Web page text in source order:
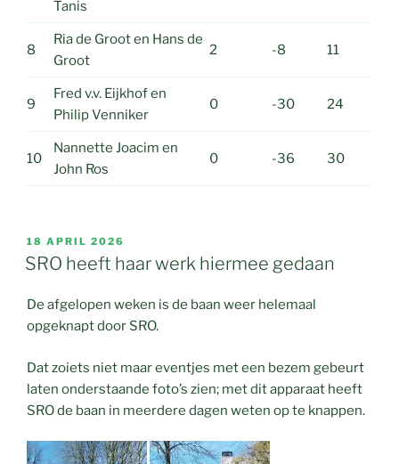
Tanis
8
Ria de Groot en Hans de
Groot
2 -8 11
9
Fred v.v. Eijkhof en
Philip Venniker
0 -30 24
10
Nannette Joacim en
John Ros
0 -36 30
GEPLAATST
OP
18 APRIL 2026
SRO heeft haar werk hiermee gedaan
De afgelopen weken is de baan weer helemaal
opgeknapt door SRO.
Dat zoiets niet maar eventjes met een bezem gebeurt
laten onderstaande foto’s zien; met dit apparaat heeft
SRO de baan in meerdere dagen weten op te knappen.